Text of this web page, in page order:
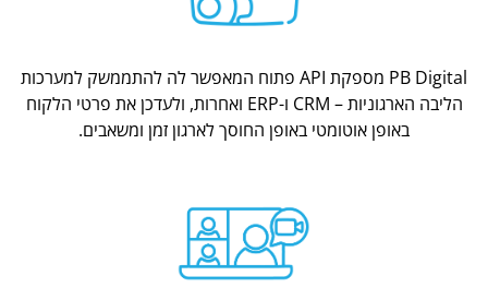
PB Digital מספקת API פתוח המאפשר לה להתממשק למערכות
הליבה הארגוניות – CRM ו-ERP ואחרות, ולעדכן את פרטי הלקוח
באופן אוטומטי באופן החוסך לארגון זמן ומשאבים.